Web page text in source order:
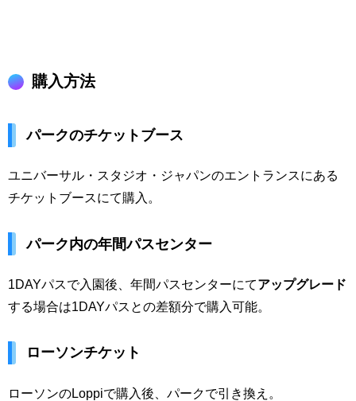
購入方法
パークのチケットブース
ユニバーサル・スタジオ・ジャパンのエントランスにある
チケットブースにて購入。
パーク内の年間パスセンター
1DAYパスで入園後、年間パスセンターにてアップグレード
する場合は1DAYパスとの差額分で購入可能。
ローソンチケット
ローソンのLoppiで購入後、パークで引き換え。